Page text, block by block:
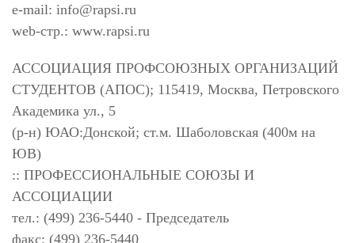
e-mail: info@rapsi.ru
web-стр.: www.rapsi.ru
АССОЦИАЦИЯ ПРОФСОЮЗНЫХ ОРГАНИЗАЦИЙ
СТУДЕНТОВ (АПОС); 115419, Москва, Петровского
Академика ул., 5
(р-н) ЮАО:Донской; ст.м. Шаболовская (400м на
ЮВ)
:: ПРОФЕССИОНАЛЬНЫЕ СОЮЗЫ И
АССОЦИАЦИИ
тел.: (499) 236-5440 - Председатель
факс: (499) 236-5440